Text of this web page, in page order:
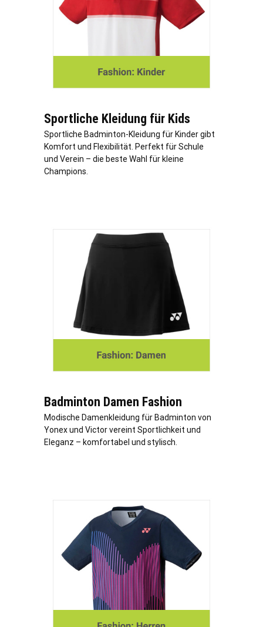
Sportliche Kleidung für Kids
Sportliche Badminton-Kleidung für Kinder gibt
Komfort und Flexibilität. Perfekt für Schule
und Verein – die beste Wahl für kleine
Champions.
Badminton Damen Fashion
Modische Damenkleidung für Badminton von
Yonex und Victor vereint Sportlichkeit und
Eleganz – komfortabel und stylisch.